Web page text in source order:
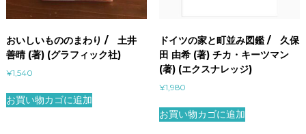
おいしいもののまわり / 土井
善晴 (著) (グラフィック社)
¥1,540
お買い物カゴに追加
ドイツの家と町並み図鑑 / 久保
田 由希 (著) チカ・キーツマン
(著) (エクスナレッジ)
¥1,980
お買い物カゴに追加